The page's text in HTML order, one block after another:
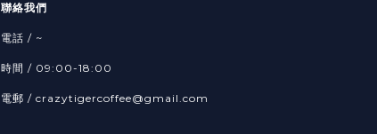
聯絡我們
電話 / ~
時間 / 09:00-18:00
電郵 / crazytigercoffee@gmail.com